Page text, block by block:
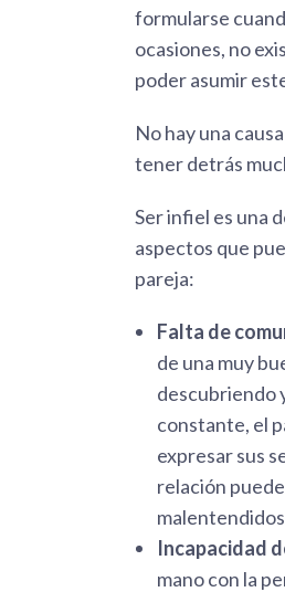
formularse
ocasiones, no
poder asumir
No hay una
tener detrás
Ser infiel es una
aspectos que
pareja:
Falta de
de una muy
descubriendo
constante, el
expresar sus
relación
Incapacidad
mano con la